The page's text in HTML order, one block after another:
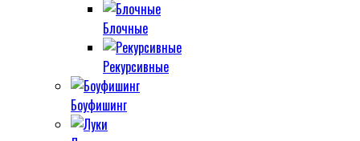
Блочные
Рекурсивные
Боуфишинг